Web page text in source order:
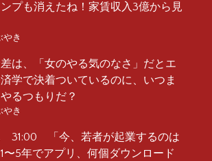
プも消えたね！家賃収入3億から見
やき
は、「女のやる気のなさ」だとエ
学で決着ついているのに、いつま
るつもりだ？
やき
31:00 「今、若者が起業するのは
〜5年でアプリ、何個ダウンロード